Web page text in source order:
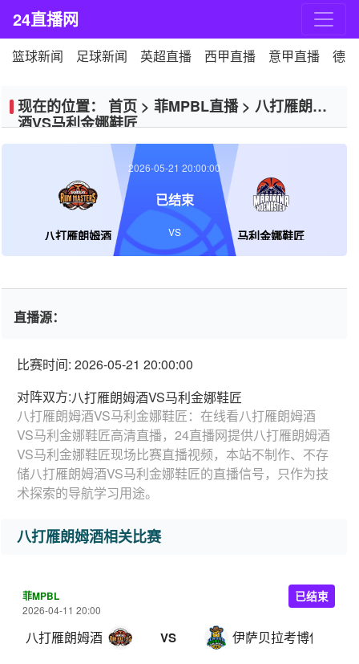
24直播网
篮球新闻 足球新闻 英超直播 西甲直播 意甲直播 德
现在的位置： 首页 > 菲MPBL直播> 八打雁朗姆
酒VS马利金娜鞋匠
八打雁朗姆酒 马利金娜鞋匠
2026-05-21 20:00:00
已结束
VS
直播源：
比赛时间: 2026-05-21 20:00:00
对阵双方:八打雁朗姆酒VS马利金娜鞋匠
八打雁朗姆酒VS马利金娜鞋匠：在线看八打雁朗姆酒
VS马利金娜鞋匠高清直播，24直播网提供八打雁朗姆酒
VS马利金娜鞋匠现场比赛直播视频，本站不制作、不存
储八打雁朗姆酒VS马利金娜鞋匠的直播信号，只作为技
术探索的导航学习用途。
八打雁朗姆酒相关比赛
菲MPBL
2026-04-11 20:00
八打雁朗姆酒 VS 伊萨贝拉考博伊斯
已结束